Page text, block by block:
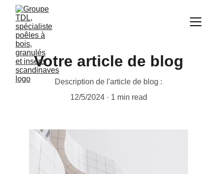
Votre article de blog
Description de l'article de blog :
12/5/2024
1 min read